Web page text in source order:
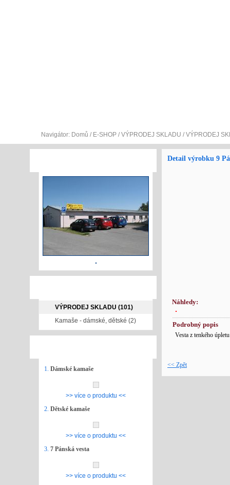
Navigátor: Domů / E-SHOP / VÝPRODEJ SKLADU / VÝPRODEJ
VÝPRODEJ SKLADU (101)
Kamaše - dámské, dětské (2)
1. Dámské kamaše
>> více o produktu <<
2. Dětské kamaše
>> více o produktu <<
3. 7 Pánská vesta
>> více o produktu <<
Detail výrobku 9
Náhledy:
Podrobný popis
Vesta z tenkého úpletu
<< Zpět